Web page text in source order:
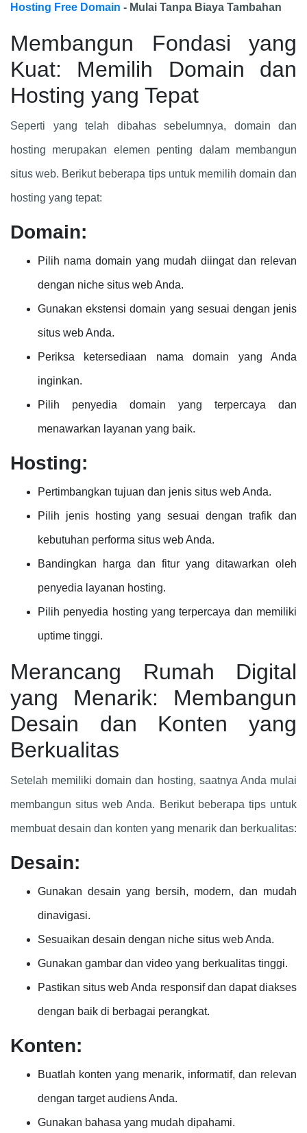
Hosting Free Domain - Mulai Tanpa Biaya Tambahan
Membangun Fondasi yang
Kuat: Memilih Domain dan
Hosting yang Tepat
Seperti yang telah dibahas sebelumnya, domain dan
hosting merupakan elemen penting dalam membangun
situs web. Berikut beberapa tips untuk memilih domain dan
hosting yang tepat:
Domain:
Pilih nama domain yang mudah diingat dan relevan
dengan niche situs web Anda.
Gunakan ekstensi domain yang sesuai dengan jenis
situs web Anda.
Periksa ketersediaan nama domain yang Anda
inginkan.
Pilih penyedia domain yang terpercaya dan
menawarkan layanan yang baik.
Hosting:
Pertimbangkan tujuan dan jenis situs web Anda.
Pilih jenis hosting yang sesuai dengan trafik dan
kebutuhan performa situs web Anda.
Bandingkan harga dan fitur yang ditawarkan oleh
penyedia layanan hosting.
Pilih penyedia hosting yang terpercaya dan memiliki
uptime tinggi.
Merancang Rumah Digital
yang Menarik: Membangun
Desain dan Konten yang
Berkualitas
Setelah memiliki domain dan hosting, saatnya Anda mulai
membangun situs web Anda. Berikut beberapa tips untuk
membuat desain dan konten yang menarik dan berkualitas:
Desain:
Gunakan desain yang bersih, modern, dan mudah
dinavigasi.
Sesuaikan desain dengan niche situs web Anda.
Gunakan gambar dan video yang berkualitas tinggi.
Pastikan situs web Anda responsif dan dapat diakses
dengan baik di berbagai perangkat.
Konten:
Buatlah konten yang menarik, informatif, dan relevan
dengan target audiens Anda.
Gunakan bahasa yang mudah dipahami.